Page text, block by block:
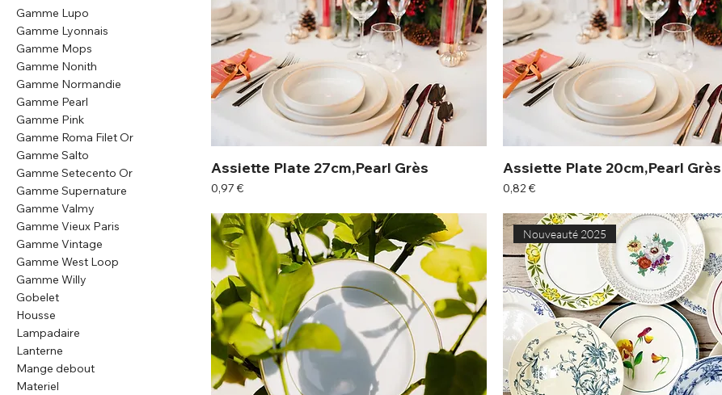
Gamme Lupo
Gamme Lyonnais
Gamme Mops
Gamme Nonith
Gamme Normandie
Gamme Pearl
Gamme Pink
Gamme Roma Filet Or
Gamme Salto
Gamme Setecento Or
Gamme Supernature
Gamme Valmy
Gamme Vieux Paris
Gamme Vintage
Gamme West Loop
Gamme Willy
Gobelet
Housse
Lampadaire
Lanterne
Mange debout
Materiel
Assiette Plate 27cm,Pearl Grès
Prix
0,97 €
Assiette Plate 20cm,Pearl Grès
Prix
0,82 €
Nouveauté 2025